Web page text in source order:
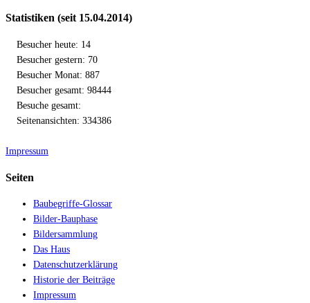
Statistiken (seit 15.04.2014)
Besucher heute: 14
Besucher gestern: 70
Besucher Monat: 887
Besucher gesamt: 98444
Besuche gesamt:
Seitenansichten: 334386
Impressum
Seiten
Baubegriffe-Glossar
Bilder-Bauphase
Bildersammlung
Das Haus
Datenschutzerklärung
Historie der Beiträge
Impressum